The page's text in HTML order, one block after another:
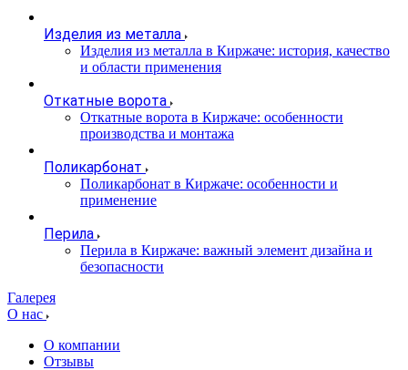
Изделия из металла
Изделия из металла в Киржаче: история, качество
и области применения
Откатные ворота
Откатные ворота в Киржаче: особенности
производства и монтажа
Поликарбонат
Поликарбонат в Киржаче: особенности и
применение
Перила
Перила в Киржаче: важный элемент дизайна и
безопасности
Галерея
О нас
О компании
Отзывы